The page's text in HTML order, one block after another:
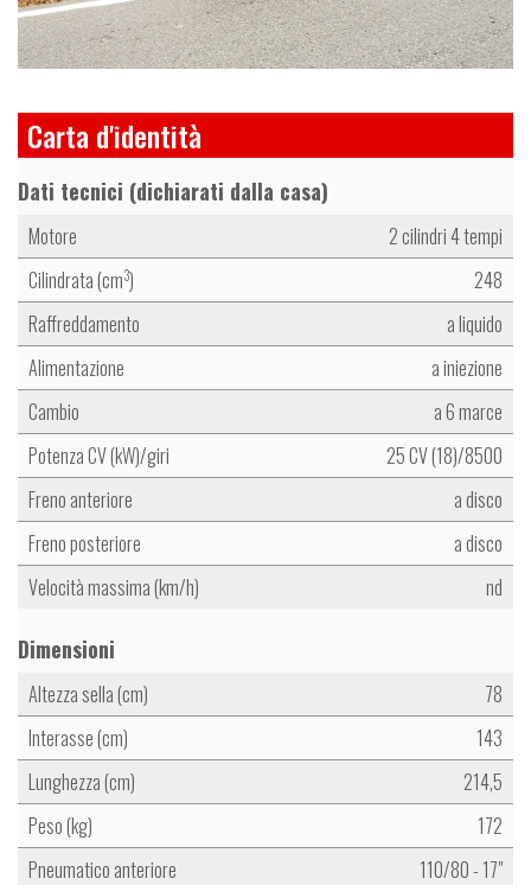
Carta d'identità
Dati tecnici (dichiarati dalla casa)
Motore
2 cilindri 4 tempi
Cilindrata (cm3)
248
Raffreddamento
a liquido
Alimentazione
a iniezione
Cambio
a 6 marce
Potenza CV (kW)/giri
25 CV (18)/8500
Freno anteriore
a disco
Freno posteriore
a disco
Velocità massima (km/h)
nd
Dimensioni
Altezza sella (cm)
78
Interasse (cm)
143
Lunghezza (cm)
214,5
Peso (kg)
172
Pneumatico anteriore
110/80 - 17"